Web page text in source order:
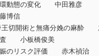
環動態の変化 中田雅彦
博信
王切開術と無痛分娩の麻酔
査 小板橋俊美
娠のリスク評価 赤木禎治